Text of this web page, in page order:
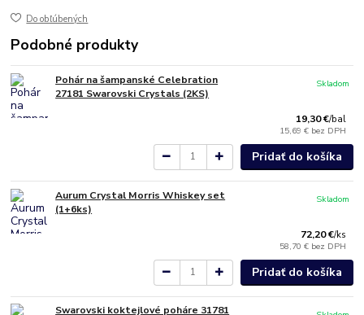
Do obľúbených
Podobné produkty
Pohár na šampanské Celebration
27181 Swarovski Crystals (2KS)
19,30 €/bal
15,69 € bez DPH
Skladom
Pridať do košíka
Aurum Crystal Morris Whiskey set
(1+6ks)
72,20 €/ks
58,70 € bez DPH
Skladom
Pridať do košíka
Swarovski koktejlové poháre 31781